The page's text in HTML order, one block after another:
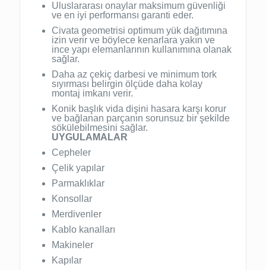
Uluslararası onaylar maksimum güvenliği
ve en iyi performansı garanti eder.
Civata geometrisi optimum yük dağıtımına
izin verir ve böylece kenarlara yakın ve
ince yapı elemanlarının kullanımına olanak
sağlar.
Daha az çekiç darbesi ve minimum tork
sıyırması belirgin ölçüde daha kolay
montaj imkanı verir.
Konik başlık vida dişini hasara karşı korur
ve bağlanan parçanın sorunsuz bir şekilde
sökülebilmesini sağlar.
UYGULAMALAR
Cepheler
Çelik yapılar
Parmaklıklar
Konsollar
Merdivenler
Kablo kanalları
Makineler
Kapılar